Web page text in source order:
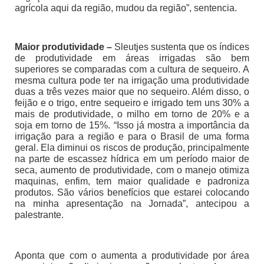
agrícola aqui da região, mudou da região”, sentencia.
Maior produtividade – Sleutjes sustenta que os índices
de produtividade em áreas irrigadas são bem
superiores se comparadas com a cultura de sequeiro. A
mesma cultura pode ter na irrigação uma produtividade
duas a três vezes maior que no sequeiro. Além disso, o
feijão e o trigo, entre sequeiro e irrigado tem uns 30% a
mais de produtividade, o milho em torno de 20% e a
soja em torno de 15%. “Isso já mostra a importância da
irrigação para a região e para o Brasil de uma forma
geral. Ela diminui os riscos de produção, principalmente
na parte de escassez hídrica em um período maior de
seca, aumento de produtividade, com o manejo otimiza
maquinas, enfim, tem maior qualidade e padroniza
produtos. São vários benefícios que estarei colocando
na minha apresentação na Jornada”, antecipou a
palestrante.
Aponta que com o aumenta a produtividade por área